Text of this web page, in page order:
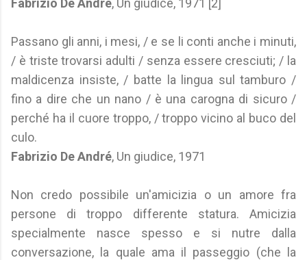
Fabrizio De André, Un giudice, 1971 [2]
Passano gli anni, i mesi, / e se li conti anche i minuti,
/ è triste trovarsi adulti / senza essere cresciuti; / la
maldicenza insiste, / batte la lingua sul tamburo /
fino a dire che un nano / è una carogna di sicuro /
perché ha il cuore troppo, / troppo vicino al buco del
culo.
Fabrizio De André, Un giudice, 1971
Non credo possibile un'amicizia o un amore fra
persone di troppo differente statura. Amicizia
specialmente nasce spesso e si nutre dalla
conversazione, la quale ama il passeggio (che la